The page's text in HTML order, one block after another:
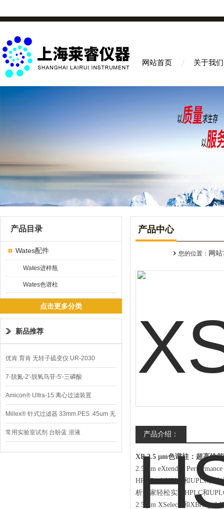
网站首页 关于我们
产品目录
Wates配件
Wates进样瓶
Wates色谱柱
点击更多分类
新品推荐
优肯 育肯 无转子硫变仪 UR-2030
7-脱氮-2′-脱氧鸟苷-5′-三磷酸
Amicon® Ultra-15 离心过滤装置
Millex® 针式过滤器 33mm PES .45um 无
菌
常用实验室试剂 台盼蓝 溶液
产品中心
您的位置： 网
产品介绍：
XP 2.5 μm色谱柱：超高性
2.5 μm eXtended
HPLC，UHPLC和UPLC。
析专家轻松实现HPLC和
2.5 μm XSelect?和XBridge?